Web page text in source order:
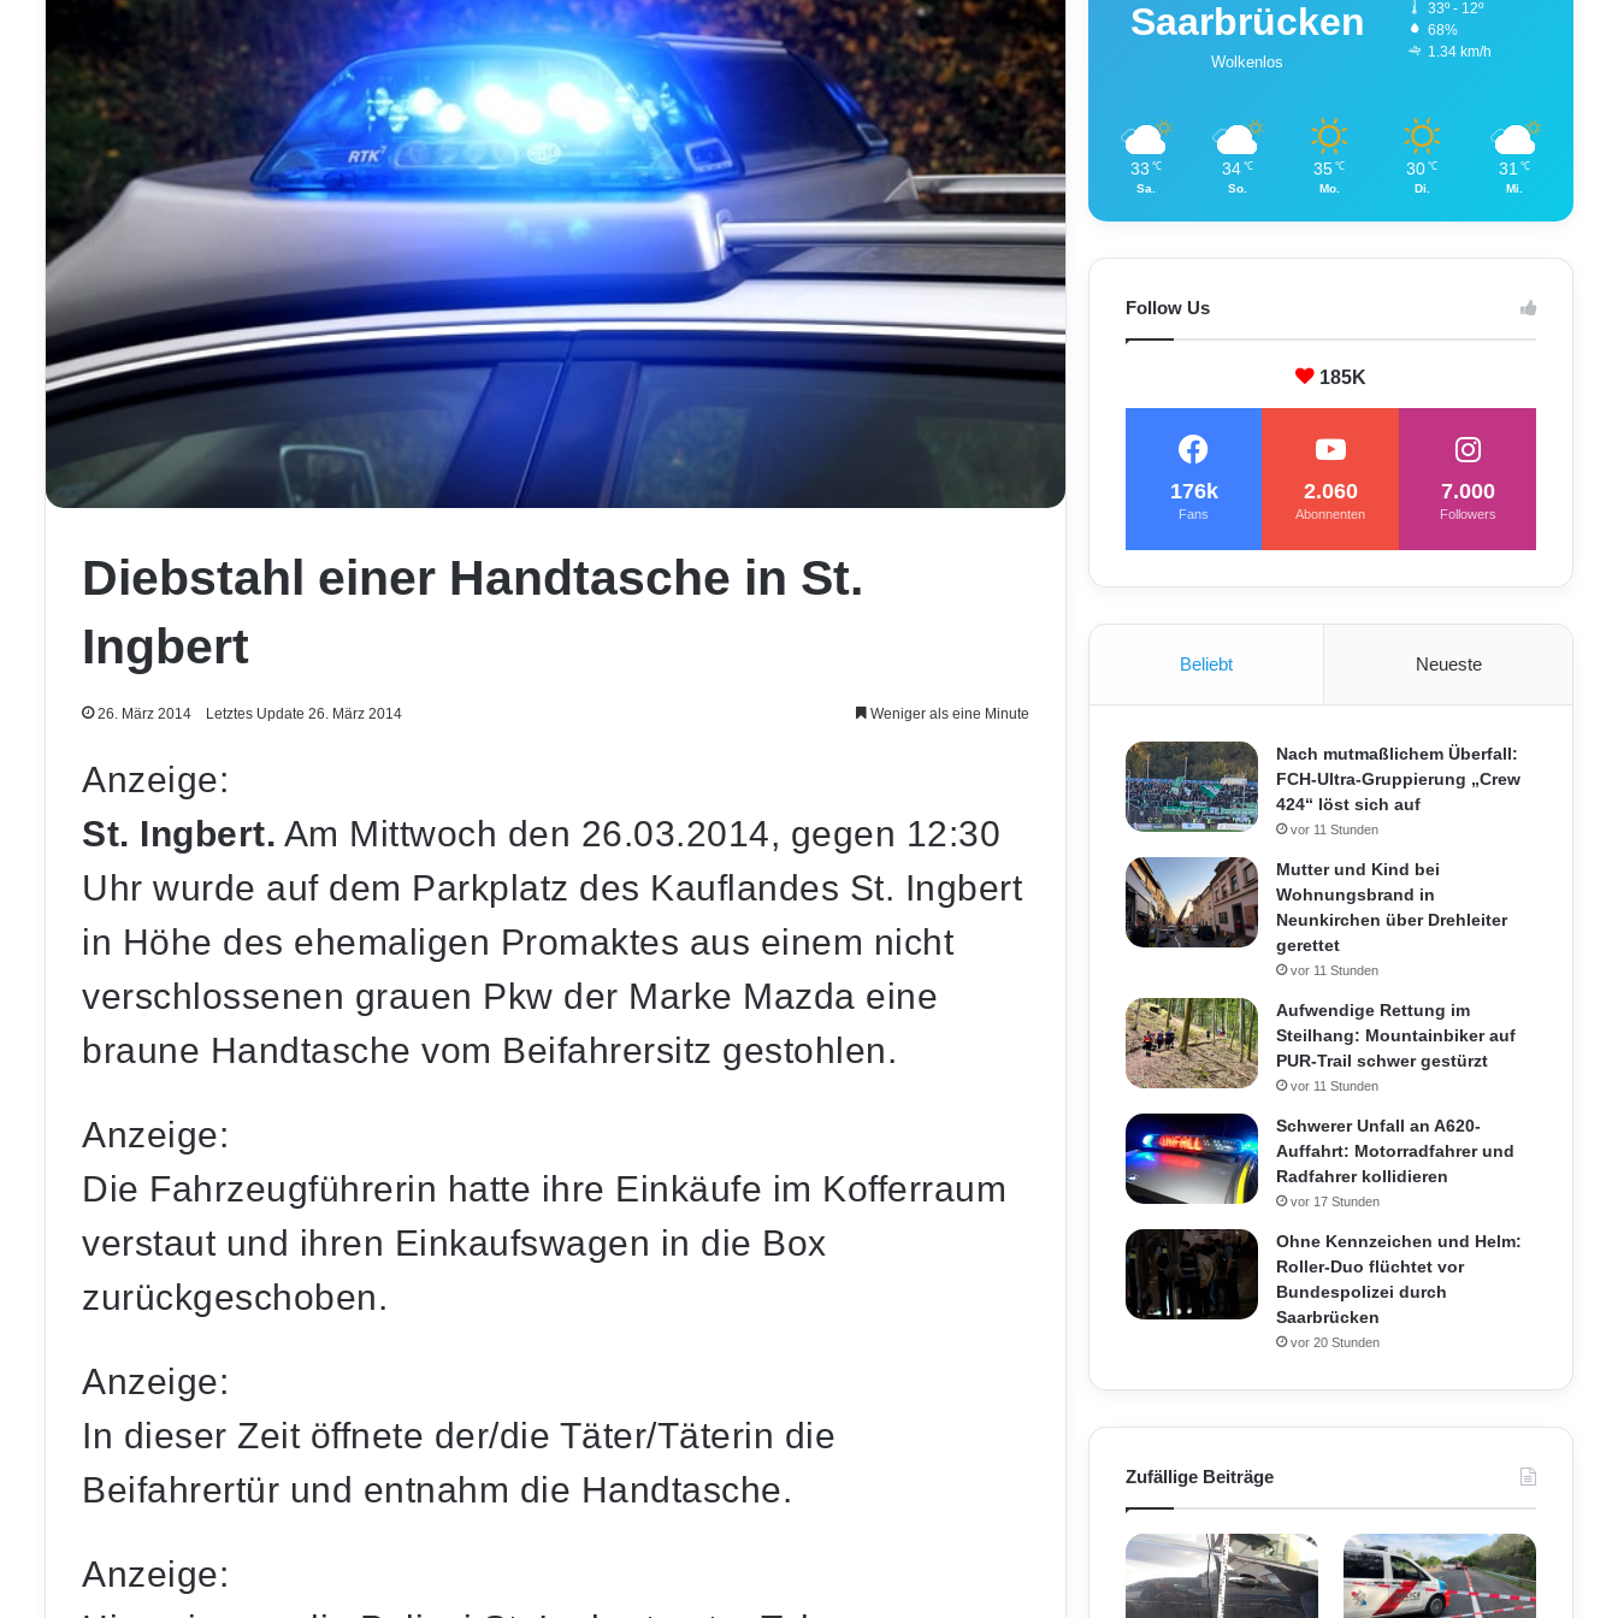
Diebstahl einer Handtasche in St.
Ingbert
26. März 2014 Letztes Update 26. März 2014 Weniger als eine Minute
Anzeige:
St. Ingbert. Am Mittwoch den 26.03.2014, gegen 12:30
Uhr wurde auf dem Parkplatz des Kauflandes St. Ingbert
in Höhe des ehemaligen Promaktes aus einem nicht
verschlossenen grauen Pkw der Marke Mazda eine
braune Handtasche vom Beifahrersitz gestohlen.
Anzeige:
Die Fahrzeugführerin hatte ihre Einkäufe im Kofferraum
verstaut und ihren Einkaufswagen in die Box
zurückgeschoben.
Anzeige:
In dieser Zeit öffnete der/die Täter/Täterin die
Beifahrertür und entnahm die Handtasche.
Anzeige:
Saarbrücken
Wolkenlos
33º - 12º
68%
1.34 km/h
33 ℃
Sa.
34 ℃
So.
35 ℃
Mo.
30 ℃
Di.
31 ℃
Mi.
Follow Us
185K
176k
Fans
2.060
Abonnenten
7.000
Followers
Beliebt Neueste
Nach mutmaßlichem Überfall:
FCH-Ultra-Gruppierung „Crew
424“ löst sich auf
vor 11 Stunden
Mutter und Kind bei
Wohnungsbrand in
Neunkirchen über Drehleiter
gerettet
vor 11 Stunden
Aufwendige Rettung im
Steilhang: Mountainbiker auf
PUR-Trail schwer gestürzt
vor 11 Stunden
Schwerer Unfall an A620-
Auffahrt: Motorradfahrer und
Radfahrer kollidieren
vor 17 Stunden
Ohne Kennzeichen und Helm:
Roller-Duo flüchtet vor
Bundespolizei durch
Saarbrücken
vor 20 Stunden
Zufällige Beiträge